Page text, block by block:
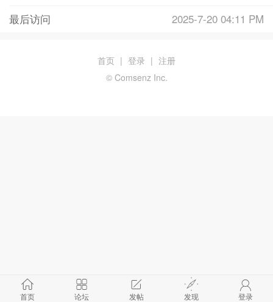
最后访问
2025-7-20 04:11 PM
首页 论坛 发帖 发现 登录
首页 | 登录 | 注册
© Comsenz Inc.